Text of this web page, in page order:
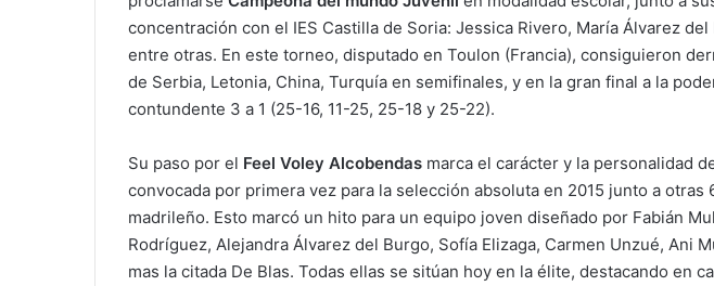
concentración con el IES Castilla de Soria: Jessica Rivero, María Álvarez
entre otras. En este torneo, disputado en Toulon (Francia), consiguieron
de Serbia, Letonia, China, Turquía en semifinales, y en la gran final a la
contundente 3 a 1 (25-16, 11-25, 25-18 y 25-22).
Su paso por el Feel Voley Alcobendas marca el carácter y la personalidad
convocada por primera vez para la selección absoluta en 2015 junto a otras
madrileño. Esto marcó un hito para un equipo joven diseñado por Fabián
Rodríguez, Alejandra Álvarez del Burgo, Sofía Elizaga, Carmen Unzué, Ani
mas la citada De Blas. Todas ellas se sitúan hoy en la élite, destacando en